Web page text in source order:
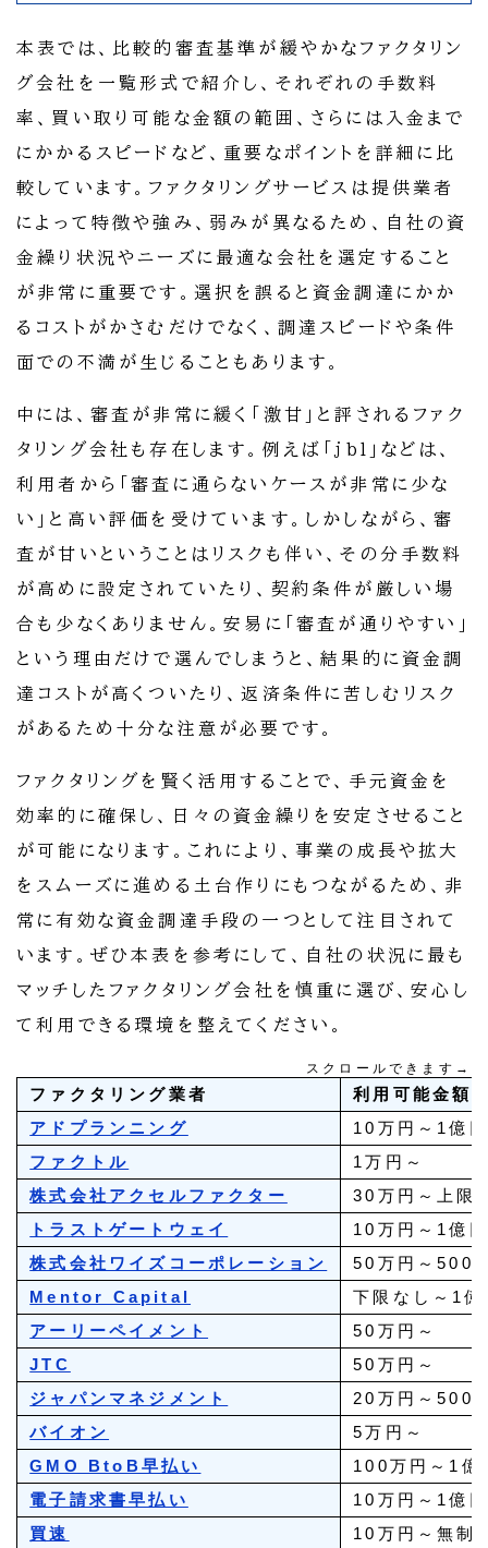
本表では、比較的審査基準が緩やかなファクタリン
グ会社を一覧形式で紹介し、それぞれの手数料
率、買い取り可能な金額の範囲、さらには入金まで
にかかるスピードなど、重要なポイントを詳細に比
較しています。ファクタリングサービスは提供業者
によって特徴や強み、弱みが異なるため、自社の資
金繰り状況やニーズに最適な会社を選定すること
が非常に重要です。選択を誤ると資金調達にかか
るコストがかさむだけでなく、調達スピードや条件
面での不満が生じることもあります。
中には、審査が非常に緩く「激甘」と評されるファク
タリング会社も存在します。例えば「jbl」などは、
利用者から「審査に通らないケースが非常に少な
い」と高い評価を受けています。しかしながら、審
査が甘いということはリスクも伴い、その分手数料
が高めに設定されていたり、契約条件が厳しい場
合も少なくありません。安易に「審査が通りやすい」
という理由だけで選んでしまうと、結果的に資金調
達コストが高くついたり、返済条件に苦しむリスク
があるため十分な注意が必要です。
ファクタリングを賢く活用することで、手元資金を
効率的に確保し、日々の資金繰りを安定させること
が可能になります。これにより、事業の成長や拡大
をスムーズに進める土台作りにもつながるため、非
常に有効な資金調達手段の一つとして注目されて
います。ぜひ本表を参考にして、自社の状況に最も
マッチしたファクタリング会社を慎重に選び、安心し
て利用できる環境を整えてください。
スクロールできます→
ファクタリング業者
利用可能金額
アドプランニング
10万円～1億円
ファクトル
1万円～
株式会社アクセルファクター
30万円～上限
トラストゲートウェイ
10万円～1億円
株式会社ワイズコーポレーション
50万円～5000
Mentor Capital
下限なし～1億
アーリーペイメント
50万円～
JTC
50万円～
ジャパンマネジメント
20万円～
バイオン
5万円～
GMO BtoB早払い
100万円～1億
電子請求書早払い
10万円～1億円
買速
10万円～無制